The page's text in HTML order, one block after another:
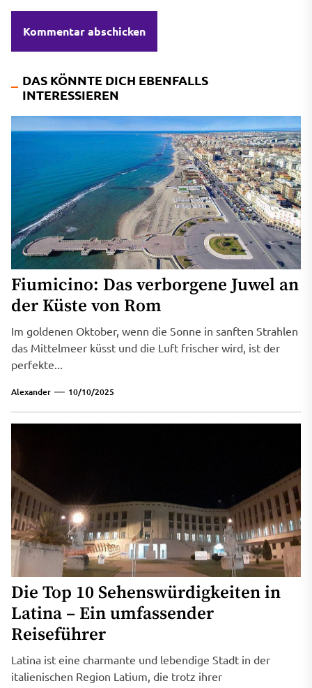
DAS KÖNNTE DICH EBENFALLS
INTERESSIEREN
Fiumicino: Das verborgene Juwel an
der Küste von Rom
Im goldenen Oktober, wenn die Sonne in sanften Strahlen
das Mittelmeer küsst und die Luft frischer wird, ist der
perfekte...
Alexander 10/10/2025
Die Top 10 Sehenswürdigkeiten in
Latina – Ein umfassender
Reiseführer
Latina ist eine charmante und lebendige Stadt in der
italienischen Region Latium, die trotz ihrer